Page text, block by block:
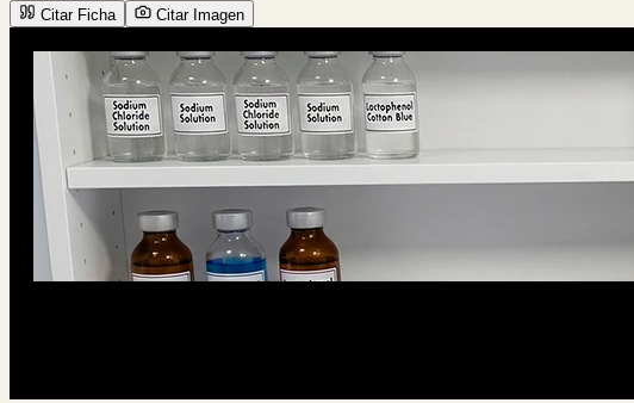
Citar Ficha Citar Imagen